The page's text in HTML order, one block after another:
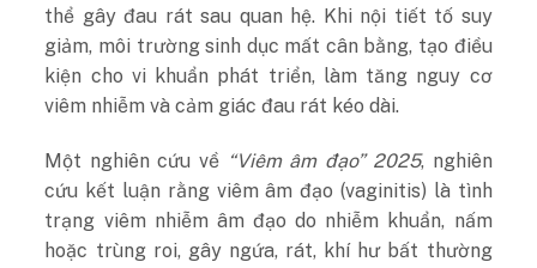
thể gây đau rát sau quan hệ. Khi nội tiết tố suy
giảm, môi trường sinh dục mất cân bằng, tạo điều
kiện cho vi khuẩn phát triển, làm tăng nguy cơ
viêm nhiễm và cảm giác đau rát kéo dài.
Một nghiên cứu về “Viêm âm đạo” 2025, nghiên
cứu kết luận rằng viêm âm đạo (vaginitis) là tình
trạng viêm nhiễm âm đạo do nhiễm khuẩn, nấm
hoặc trùng roi, gây ngứa, rát, khí hư bất thường